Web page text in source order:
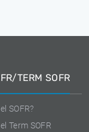
TERM SOFR
SOFR?
Term SOFR